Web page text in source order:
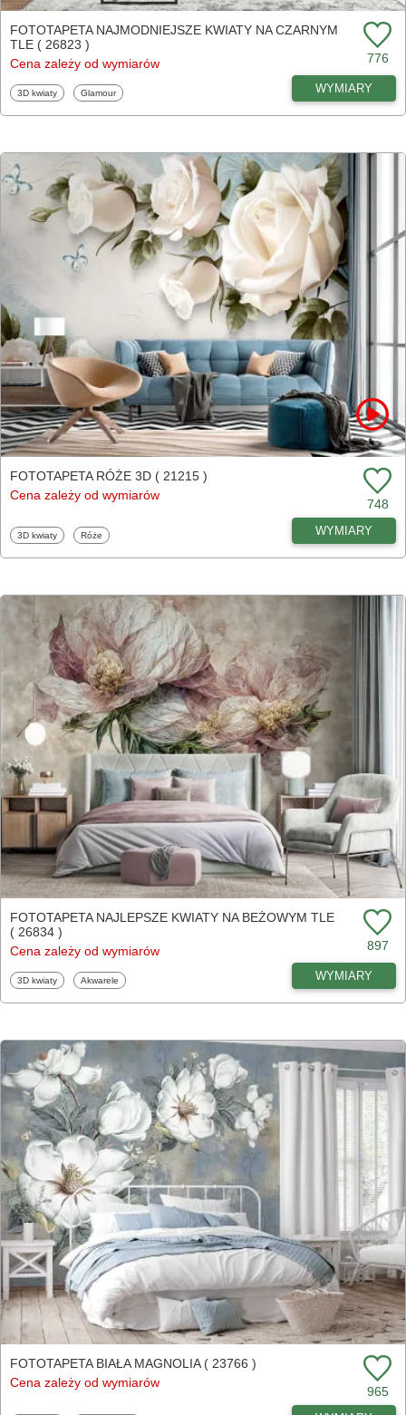
FOTOTAPETA NAJMODNIEJSZE KWIATY NA CZARNYM
TLE ( 26823 )
Cena zależy od wymiarów
776
Fototapety
3D kwiaty Fototapety
Glamour WYMIARY
FOTOTAPETA RÓŻE 3D ( 21215 )
Cena zależy od wymiarów
748
Fototapety
3D kwiaty Fototapety
Róże WYMIARY
FOTOTAPETA NAJLEPSZE KWIATY NA BEŻOWYM TLE
( 26834 )
Cena zależy od wymiarów
897
Fototapety
3D kwiaty Fototapety
Akwarele WYMIARY
FOTOTAPETA BIAŁA MAGNOLIA ( 23766 )
Cena zależy od wymiarów
965